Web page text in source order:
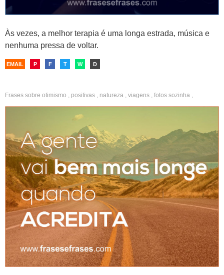
Às vezes, a melhor terapia é uma longa estrada, música e
nenhuma pressa de voltar.
EMAIL P F T W D
Frases sobre otimismo positivas natureza viagens fotos sozinha